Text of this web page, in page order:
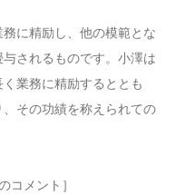
に精励し、他の模範とな
されるものです。小澤は
業務に精励するととも
その功績を称えられての
コメント］